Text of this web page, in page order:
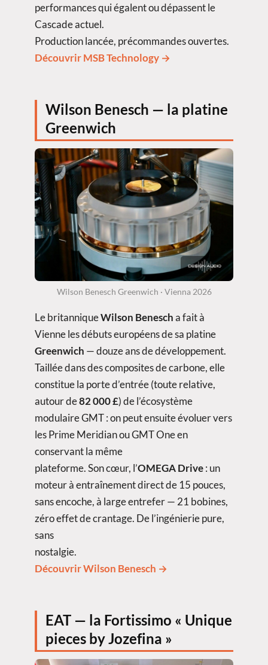
performances qui égalent ou dépassent le
Cascade actuel.
Production lancée, précommandes ouvertes.
Découvrir MSB Technology →
Wilson Benesch — la platine
Greenwich
Wilson Benesch Greenwich · Vienna 2026
Le britanniqueWilson Benescha fait à
Vienne les débuts européens de sa platine
Greenwich — douze ans de développement.
Taillée dans des composites de carbone, elle
constitue la porte d’entrée (toute relative,
autour de82 000 £) de l’écosystème
modulaire GMT : on peut ensuite évoluer vers
les Prime Meridian ou GMT One en
conservant la même
plateforme. Son cœur, l’OMEGA Drive: un
moteur à entraînement direct de 15 pouces,
sans encoche, à large entrefer — 21 bobines,
zéro effet de crantage. De l’ingénierie pure,
sans
nostalgie.
Découvrir Wilson Benesch →
EAT — la Fortissimo « Unique
pieces by Jozefina »